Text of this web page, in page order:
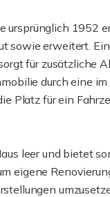
ursprünglich 1952
sowie erweitert.
für zusätzliche
durch eine
Platz für ein
leer und bietet
eigene